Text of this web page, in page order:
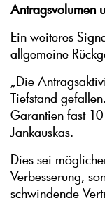
Antragsvolumen
Ein weiteres
allgemeine
„Die
Tiefstand
Garantien fast
Jankauskas.
Dies sei
Verbesserung,
schwindende